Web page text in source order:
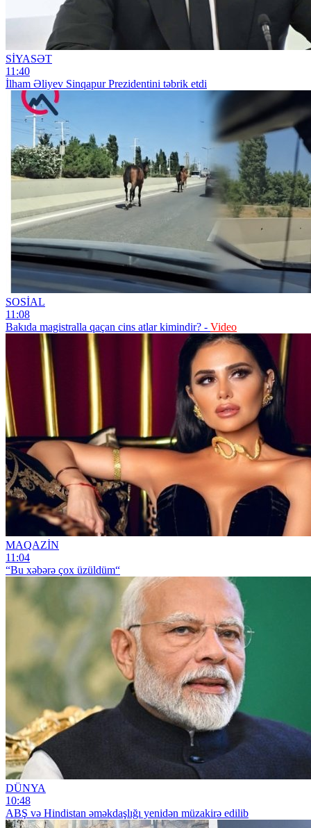
SİYASƏT
11:40
İlham Əliyev Sinqapur Prezidentini təbrik etdi
SOSİAL
11:08
Bakıda magistralla qaçan cins atlar kimindir? - Video
MAQAZİN
11:04
“Bu xəbərə çox üzüldüm“
DÜNYA
10:48
ABŞ və Hindistan əməkdaşlığı yenidən müzakirə edilib